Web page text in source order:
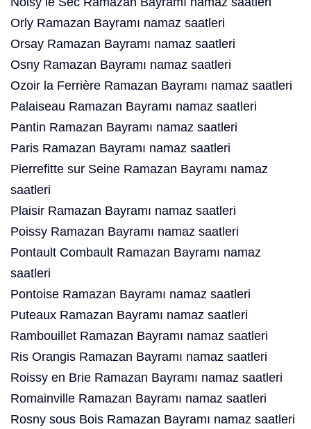
Orly Ramazan Bayramı namaz saatleri
Orsay Ramazan Bayramı namaz saatleri
Osny Ramazan Bayramı namaz saatleri
Ozoir la Ferrière Ramazan Bayramı namaz saatleri
Palaiseau Ramazan Bayramı namaz saatleri
Pantin Ramazan Bayramı namaz saatleri
Paris Ramazan Bayramı namaz saatleri
Pierrefitte sur Seine Ramazan Bayramı namaz
saatleri
Plaisir Ramazan Bayramı namaz saatleri
Poissy Ramazan Bayramı namaz saatleri
Pontault Combault Ramazan Bayramı namaz
saatleri
Pontoise Ramazan Bayramı namaz saatleri
Puteaux Ramazan Bayramı namaz saatleri
Rambouillet Ramazan Bayramı namaz saatleri
Ris Orangis Ramazan Bayramı namaz saatleri
Roissy en Brie Ramazan Bayramı namaz saatleri
Romainville Ramazan Bayramı namaz saatleri
Rosny sous Bois Ramazan Bayramı namaz saatleri